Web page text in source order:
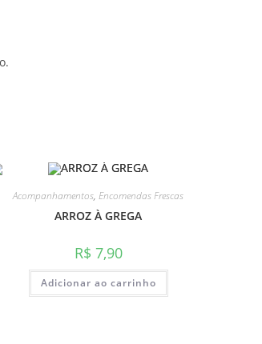
Acompanhamentos,Encomendas Frescas
ARROZ À GREGA
R$ 7,90
Adicionar ao carrinho